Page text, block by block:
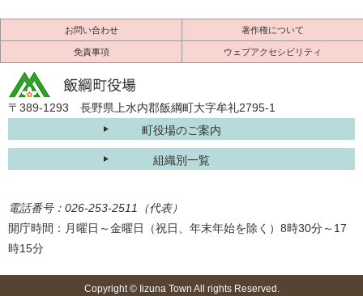
お問い合わせ 著作権について
免責事項 ウェブアクセシビリティ
〒389-1293 長野県上水内郡飯綱町大字牟礼2795-1
町役場のご案内
組織別一覧
電話番号：026-253-2511（代表）
開庁時間：月曜日～金曜日（祝日、年末年始を除く）8時30分～17
時15分
Copyright © Iizuna Town All rights Reserved.